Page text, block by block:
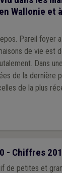
Wallonie et
Pareil foyer
de vie est de loin
Dans
de la dernière
de la plus
- Chiffres
de petites et